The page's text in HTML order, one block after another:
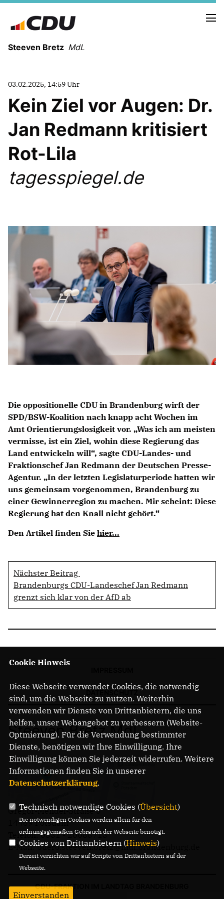
Steeven Bretz MdL
VITA
WAHLKREISBESUCHE
Anträge CDU
Kleine Anfragen
CDU Deutschland
CDU Fraktion im Brandenburger Landtag
CDU Brandenburg
CDU Potsdam
03.02.2025, 14:59 Uhr
Kein Ziel vor Augen: Dr.
Jan Redmann kritisiert
Rot-Lila
tagesspiegel.de
Die oppositionelle CDU in Brandenburg wirft der
SPD/BSW-Koalition nach knapp acht Wochen im
Amt Orientierungslosigkeit vor. „Was ich am meisten
vermisse, ist ein Ziel, wohin diese Regierung das
Land entwickeln will“, sagte CDU-Landes- und
Fraktionschef Jan Redmann der Deutschen Presse-
Agentur. „In der letzten Legislaturperiode hatten wir
uns gemeinsam vorgenommen, Brandenburg zu
einer Gewinnerregion zu machen. Mir scheint: Diese
Regierung hat den Knall nicht gehört.“
Den Artikel finden Sie hier...
Nächster Beitrag
Brandenburgs CDU-Landeschef Jan Redmann
grenzt sich klar von der AfD ab
Steeven Bretz MdL
Gregor-Mendel-Straße 3
14469 Potsdam
Telefon: 0331 - 20085713
E-Mail: buero.steeven.bretz@mdl.brandenburg.de
CDU-FRAKTION IM LANDTAG BRANDENBURG
Cookie Hinweis
Diese Webseite verwendet Cookies, die notwendig
sind, um die Webseite zu nutzen. Weiterhin
verwenden wir Dienste von Drittanbietern, die uns
helfen, unser Webangebot zu verbessern (Website-
Optmierung). Für die Verwendung bestimmter
Dienste, benötigen wir Ihre Einwilligung. Ihre
Einwilligung können Sie jederzeit widerrufen. Weitere
Informationen finden Sie in unserer
Datenschutzerklärung.
Technisch notwendige Cookies (Übersicht)
Die notwendigen Cookies werden allein für den
ordnungsgemäßen Gebrauch der Webseite benötigt.
Cookies von Drittanbietern (Hinweis)
Derzeit verzichten wir auf Scripte von Drittanbietern auf der
Webseite.
Einverstanden